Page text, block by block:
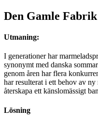
Den Gamle
Utmaning:
I generationer har
synonymt med danska
genom åren har flera
har resulterat i ett behov av
återskapa ett känslomässigt
Lösning